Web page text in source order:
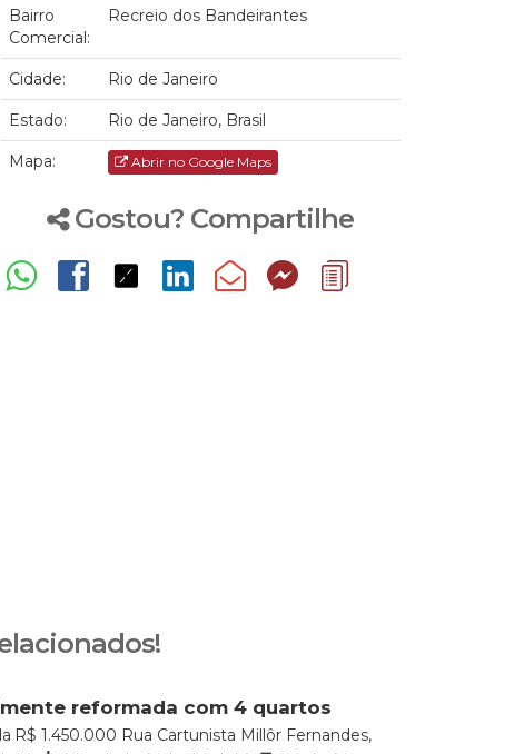
Bairro
Comercial:
Recreio dos Bandeirantes
Cidade: Rio de Janeiro
Estado: Rio de Janeiro, Brasil
Mapa: Abrir no Google Maps
Gostou? Compartilhe
reformada com 4 quartos
no Condomínio Jardins de Monet
R$ 1.450.000 Rua Cartunista Millôr Fernandes,